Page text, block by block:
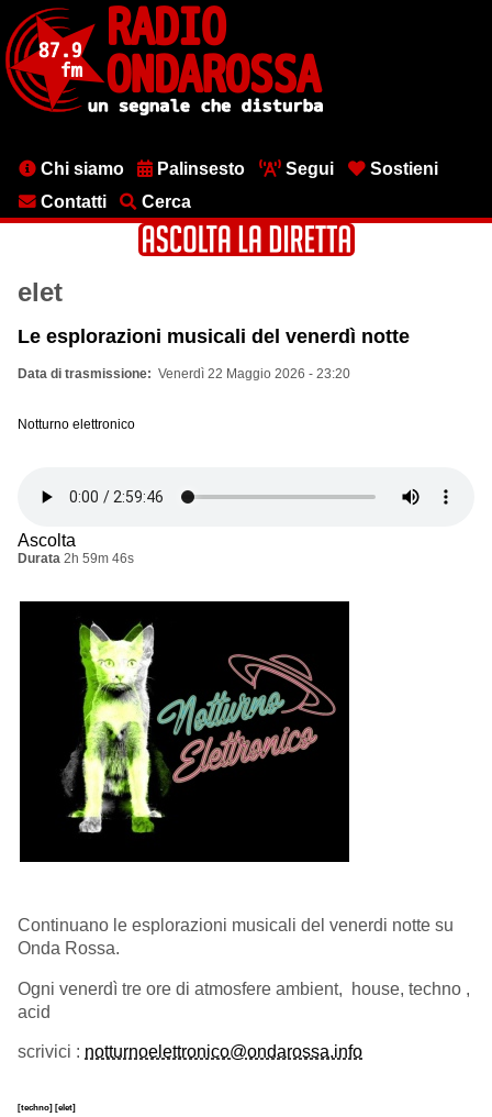
contenuto
principale
MenuChi siamo Palinsesto Segui
Sostieni
Contatti
Cerca
elet
Le esplorazioni musicali del venerdì notte
Data di trasmissione Venerdì 22 Maggio 2026 - 23:20
Notturno elettronico
Ascolta
Durata 2h 59m 46s
Continuano le esplorazioni musicali del venerdi notte su
Onda Rossa.
Ogni venerdì tre ore di atmosfere ambient, house, techno ,
acid
scrivici : notturnoelettronico@ondarossa.info
[techno] [elet]